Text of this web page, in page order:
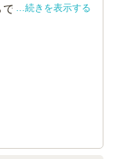
頼んで良かっ
かりしたもの
した。
続きを表示する